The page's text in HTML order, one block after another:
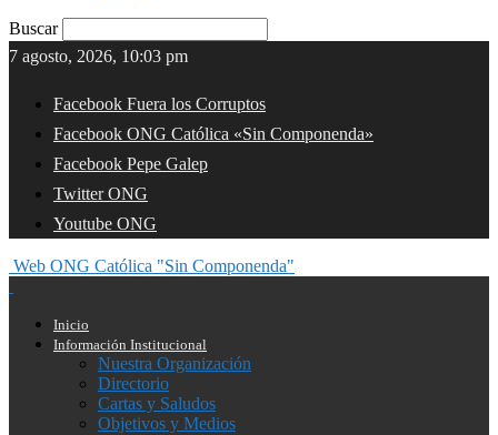
Buscar
7 agosto, 2026, 10:03 pm
Facebook Fuera los Corruptos
Facebook ONG Católica «Sin Componenda»
Facebook Pepe Galep
Twitter ONG
Youtube ONG
Web ONG Católica "Sin Componenda"
Inicio
Información Institucional
Nuestra Organización
Directorio
Cartas y Saludos
Objetivos y Medios